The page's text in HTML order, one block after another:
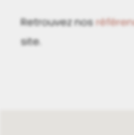
Retrouvez nos
site.